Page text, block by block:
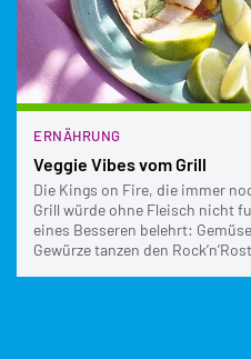
ERNÄHRUNG
Veggie Vibes vom Grill
Die Kings on Fire, die immer
Grill würde ohne Fleisch nicht
eines Besseren belehrt:
Gewürze tanzen den